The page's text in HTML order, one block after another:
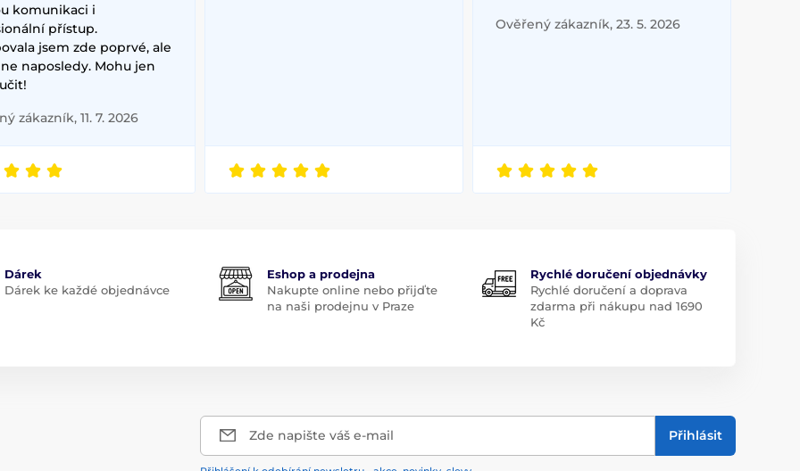
komunikaci i
přístup.
jsem zde poprvé, ale
naposledy. Mohu jen
zákazník, 11. 7. 2026
Ověřený zákazník, 23. 5. 2026
Dárek
Dárek ke každé objednávce
Eshop a prodejna
Nakupte online nebo přijďte
na naši prodejnu v Praze
Rychlé doručení objednávky
Rychlé doručení a doprava
zdarma při nákupu nad 1690
Kč
Zde napište váš e-mail Přihlásit